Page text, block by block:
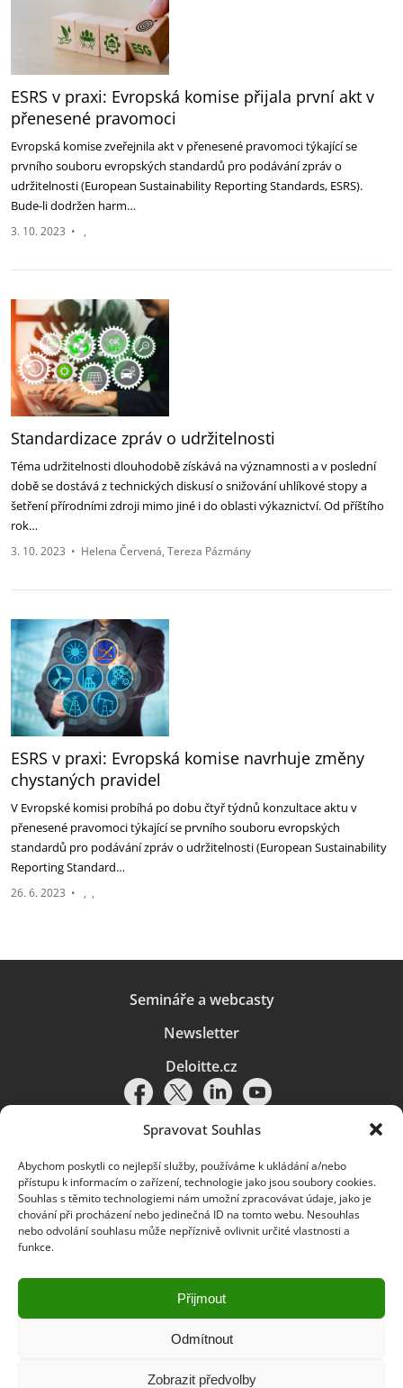
Spravovat Souhlas
Abychom poskytli co nejlepší služby, používáme k ukládání a/nebo
přístupu k informacím o zařízení, technologie jako jsou soubory cookies.
Souhlas s těmito technologiemi nám umožní zpracovávat údaje, jako je
chování při procházení nebo jedinečná ID na tomto webu. Nesouhlas
nebo odvolání souhlasu může nepříznivě ovlivnit určité vlastnosti a
funkce.
Přijmout
Odmítnout
Zobrazit předvolby
ESRS v praxi: Evropská komise přijala první akt v
přenesené pravomoci
Evropská komise zveřejnila akt v přenesené pravomoci týkající se
prvního souboru evropských standardů pro podávání zpráv o
udržitelnosti (European Sustainability Reporting Standards, ESRS).
Bude-li dodržen harm…
3. 10. 2023 •
Standardizace zpráv o udržitelnosti
Téma udržitelnosti dlouhodobě získává na významnosti a v poslední
době se dostává z technických diskusí o snižování uhlíkové stopy a
šetření přírodními zdroji mimo jiné i do oblasti výkaznictví. Od příštího
rok…
3. 10. 2023 • Helena Červená Tereza Pázmány
ESRS v praxi: Evropská komise navrhuje změny
chystaných pravidel
V Evropské komisi probíhá po dobu čtyř týdnů konzultace aktu v
přenesené pravomoci týkající se prvního souboru evropských
standardů pro podávání zpráv o udržitelnosti (European Sustainability
Reporting Standard…
26. 6. 2023 •
Semináře a webcasty
Newsletter
Deloitte.cz
Pravidla používání|Ochrana osobních údajů|Soubory cookies |
Deloitte.cz
© 2026. Více informací najdete vPravidlech používání.
Deloitte označuje jednu či více společností globální sítě členských
a přidružené subjekty (souhrnně „organizace Deloitte“). Společnost DTTL
(rovněž označovaná jako „Deloitte Global“) a každá z jejích členských
společností a jejich přidružených subjektů je samostatným a nezávislým
právním subjektem, který není oprávněn zavazovat nebo přijímat závazky
za jinou z těchto členských společností a jejich přidružených subjektů ve
pochybení, nikoli za jednání či pochybení jiných členských společností či